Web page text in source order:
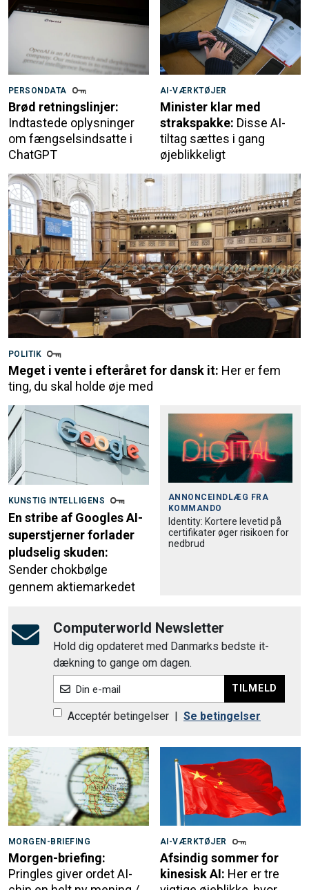
PERSONDATA
Brød retningslinjer:
Indtastede oplysninger
om fængselsindsatte i
ChatGPT
AI-VÆRKTØJER
Minister klar med
strakspakke: Disse AI-
tiltag sættes i gang
øjeblikkeligt
POLITIK
Meget i vente i efteråret for dansk it: Her er fem
ting, du skal holde øje med
KUNSTIG INTELLIGENS
En stribe af Googles AI-
superstjerner forlader
pludselig skuden:
Sender chokbølge
gennem aktiemarkedet
ANNONCEINDLÆG FRA
KOMMANDO
Identity: Kortere levetid på
certifikater øger risikoen for
nedbrud
Computerworld Newsletter
Hold dig opdateret med Danmarks bedste it-
dækning to gange om dagen.
Din e-mail TILMELD
Acceptér betingelser | Se betingelser
MORGEN-BRIEFING
Morgen-briefing:
Pringles giver ordet AI-
AI-VÆRKTØJER
Afsindig sommer for
kinesisk AI: Her er tre